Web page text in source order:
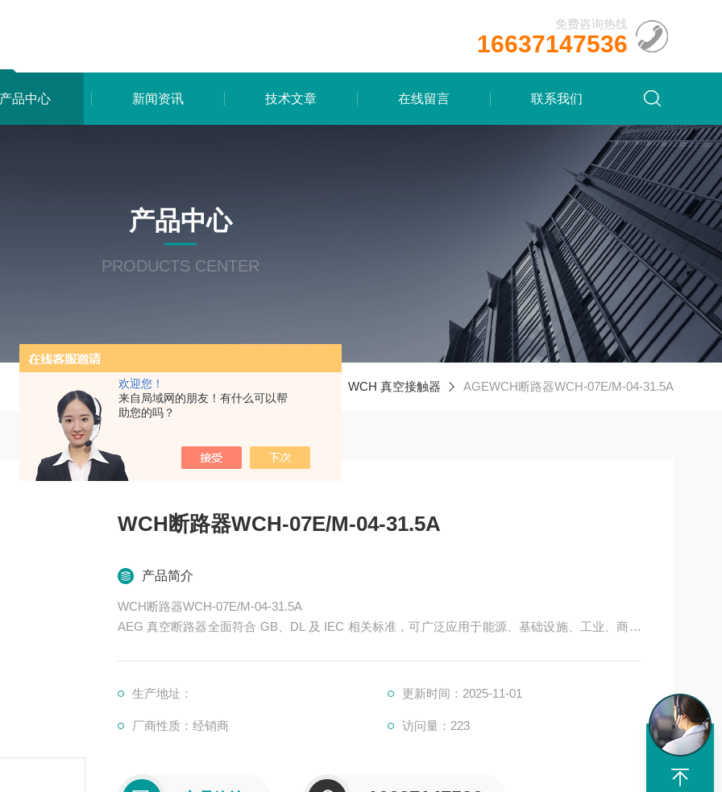
欢迎您！
来自局域网的朋友！有什么可以帮
助您的吗？
免费咨询热线
16637147536
产品中心 新闻资讯 技术文章 在线留言 联系我们
产品中心
PRODUCTS CENTER
当前位置： WCH 真空接触器 AGEWCH断路器WCH-07E/M-04-31.5A
WCH断路器WCH-07E/M-04-31.5A
产品简介
WCH断路器WCH-07E/M-04-31.5A
AEG 真空断路器全面符合 GB、DL 及 IEC 相关标准，可广泛应用于能源、基础设施、工业、商业
生产地址：
更新时间：2025-11-01
厂商性质：经销商 访问量：223